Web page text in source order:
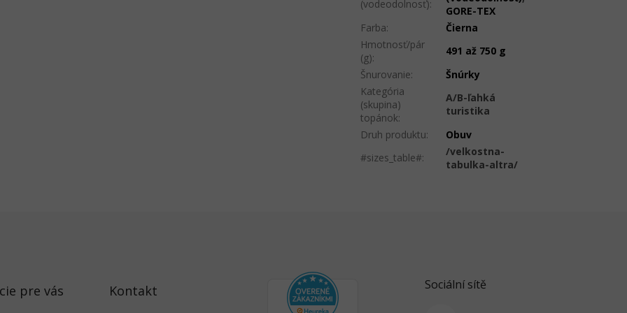
(vodeodolnosť):
GORE-TEX
Farba:
Čierna
Hmotnosť/pár
(g):
491 až 750 g
Šnurovanie:
Šnúrky
Kategória
(skupina)
topánok:
A/B-ľahká
turistika
Druh produktu:
Obuv
#sizes_table#:
/velkostna-
tabulka-altra/
pre vás Kontakt Sociální sítě